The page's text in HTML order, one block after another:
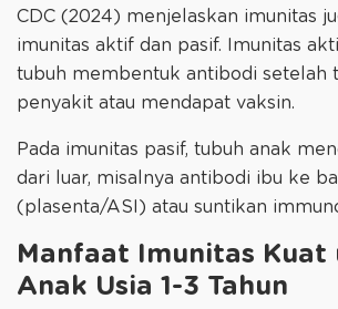
CDC (2024) menjelaskan imunitas
imunitas aktif dan pasif. Imunitas
tubuh membentuk antibodi setelah
penyakit atau mendapat vaksin.
Pada imunitas pasif, tubuh anak
dari luar, misalnya antibodi ibu ke
(plasenta/ASI) atau suntikan
Manfaat Imunitas Kuat
Anak Usia 1-3 Tahun